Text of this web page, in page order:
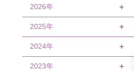
2026年 +
8月
7月
6月
2025年 +
12月
11月
2024年 +
12月
2023年 +